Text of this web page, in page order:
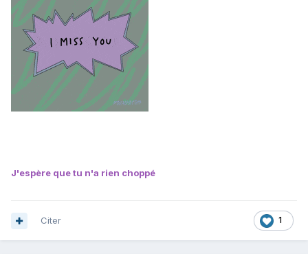
J'espère que tu n'a rien choppé
1
Citer